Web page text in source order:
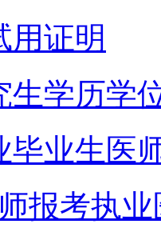
用证明
生学历学
毕业生医
报考执